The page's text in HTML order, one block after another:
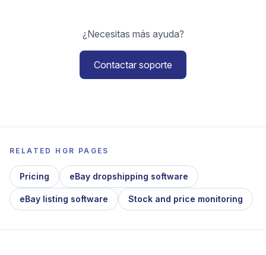
¿Necesitas más ayuda?
Contactar soporte
RELATED HGR PAGES
Pricing eBay dropshipping software
eBay listing software Stock and price monitoring